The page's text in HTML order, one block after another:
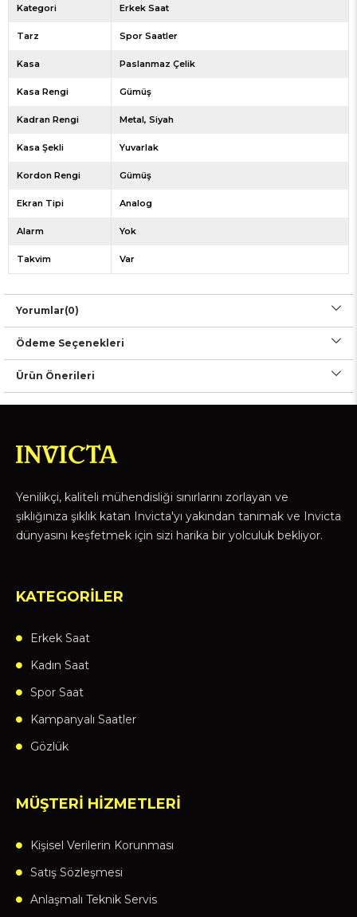
Kategori Erkek Saat
Tarz Spor Saatler
Kasa Paslanmaz Çelik
Kasa Rengi Gümüş
Kadran Rengi Metal Siyah
Kasa Şekli Yuvarlak
Kordon Rengi Gümüş
Ekran Tipi Analog
Alarm Yok
Takvim Var
Yorumlar(0)
Ödeme Seçenekleri
Ürün Önerileri
Yenilikçi, kaliteli mühendisliği sınırlarını zorlayan ve
şıklığınıza şıklık katan Invicta'yı yakından tanımak ve Invicta
dünyasını keşfetmek için sizi harika bir yolculuk bekliyor.
KATEGORİLER
Erkek Saat
Kadın Saat
Spor Saat
Kampanyalı Saatler
Gözlük
MÜŞTERİ HİZMETLERİ
Kişisel Verilerin Korunması
Satış Sözleşmesi
Anlaşmalı Teknik Servis